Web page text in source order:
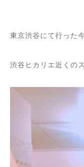
東京渋谷にて行った
渋谷ヒカリエ近くの